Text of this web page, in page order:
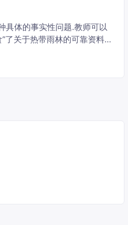
具体的事实性问题.教师可以
了关于热带雨林的可靠资料。